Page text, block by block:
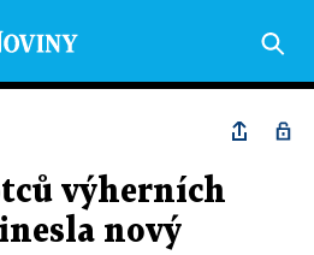
výherních
nový